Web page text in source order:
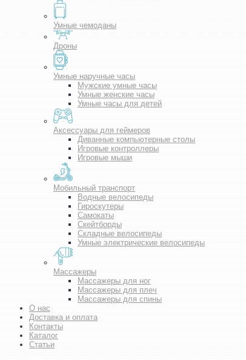
Умные чемоданы
Дроны
Умные наручные часы
Мужские умные часы
Умные женские часы
Умные часы для детей
Аксессуары для геймеров
Диванные компьютерные столы
Игровые контроллеры
Игровые мыши
Мобильный транспорт
Водные велосипеды
Гироскутеры
Самокаты
Скейтборды
Складные велосипеды
Умные электрические велосипеды
Массажеры
Массажеры для ног
Массажеры для плеч
Массажеры для спины
О нас
Доставка и оплата
Контакты
Каталог
Статьи